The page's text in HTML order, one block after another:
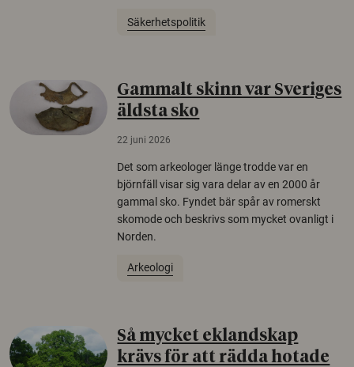
Säkerhetspolitik
Gammalt skinn var Sveriges
äldsta sko
22 juni 2026
Det som arkeologer länge trodde var en
björnfäll visar sig vara delar av en 2000 år
gammal sko. Fyndet bär spår av romerskt
skomode och beskrivs som mycket ovanligt i
Norden.
Arkeologi
Så mycket eklandskap
krävs för att rädda hotade